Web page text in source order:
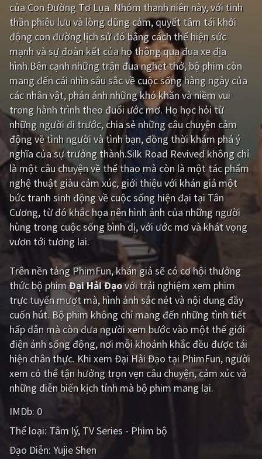
Giật gân Gia đình
Bí ẩn Lịch sử
Viễn Tây Tiểu sử
GameShow DramaTV
QUỐC GIA
Âu - Mỹ Trung Quốc - Hồng Kông
Hàn Quốc Nhật Bản
Ấn Độ Việt Nam
Tổng hợp
CẬP NHẬT
PHIM MỚI
PHIM BỘ
PHIM LẺ
PHIM CHIẾU RẠP
TUYỂN TẬP PHIM
BLOG
của Con Đường Tơ Lụa. Nhóm thanh niên này, với tinh
thần phiêu lưu và lòng dũng cảm, quyết tâm tái khởi
động con đường lịch sử đó bằng cách thể hiện sức
mạnh và sự đoàn kết của họ thông qua đua xe địa
hình.Bên cạnh những trận đua nghẹt thở, bộ phim còn
mang đến cái nhìn sâu sắc về cuộc sống hàng ngày của
các nhân vật, phản ánh những khó khăn và niềm vui
trong hành trình theo đuổi ước mơ. Họ học hỏi từ
những người đi trước, chia sẻ những câu chuyện cảm
động về tình người và tình bạn, đồng thời khám phá ý
nghĩa của sự trưởng thành.Silk Road Revived không chỉ
là một câu chuyện về thể thao mà còn là một tác phẩm
nghệ thuật giàu cảm xúc, giới thiệu với khán giả một
bức tranh sinh động về cuộc sống hiện đại tại Tân
Cương, từ đó khắc họa nên hình ảnh của những người
hùng trong cuộc sống bình dị, với ước mơ và khát vọng
vươn tới tương lai.
Trên nền tảngPhimFun, khán giả sẽ có cơ hội thưởng
thức bộ phimĐại Hải Đạovới trải nghiệm xem phim
trực tuyến mượt mà, hình ảnh sắc nét và nội dung đầy
cuốn hút. Bộ phim không chỉ mang đến những tình tiết
hấp dẫn mà còn đưa người xem bước vào một thế giới
điện ảnh sống động, nơi mỗi khoảnh khắc đều được tái
hiện chân thực. Khi xem Đại Hải Đạo tại PhimFun, người
xem có thể tận hưởng trọn vẹn câu chuyện, cảm xúc và
những diễn biến kịch tính mà bộ phim mang lại.
IMDb: 0
Thể loại: Tâm lý TV Series - Phim bộ
Đạo Diễn: Yujie Shen